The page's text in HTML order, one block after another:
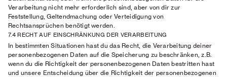
Verarbeitung nicht mehr erforderlich sind, aber von dir zur
Feststellung, Geltendmachung oder Verteidigung von
Rechtsansprüchen benötigt werden.
7.4 RECHT AUF EINSCHRÄNKUNG DER VERARBEITUNG
In bestimmten Situationen hast du das Recht, die Verarbeitung deiner
personenbezogenen Daten auf die Speicherung zu beschränken, z.B.
wenn du die Richtigkeit der personenbezogenen Daten bestritten hast
und unsere Entscheidung über die Richtigkeit der personenbezogenen